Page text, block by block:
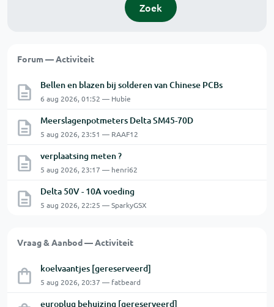
Zoek
Forum — Activiteit
Bellen en blazen bij solderen van Chinese PCBs
6 aug 2026, 01:52 — Hubie
Meerslagenpotmeters Delta SM45-70D
5 aug 2026, 23:51 — RAAF12
verplaatsing meten ?
5 aug 2026, 23:17 — henri62
Delta 50V - 10A voeding
5 aug 2026, 22:25 — SparkyGSX
Vraag & Aanbod — Activiteit
koelvaantjes [gereserveerd]
5 aug 2026, 20:37 — fatbeard
europlug behuizing [gereserveerd]